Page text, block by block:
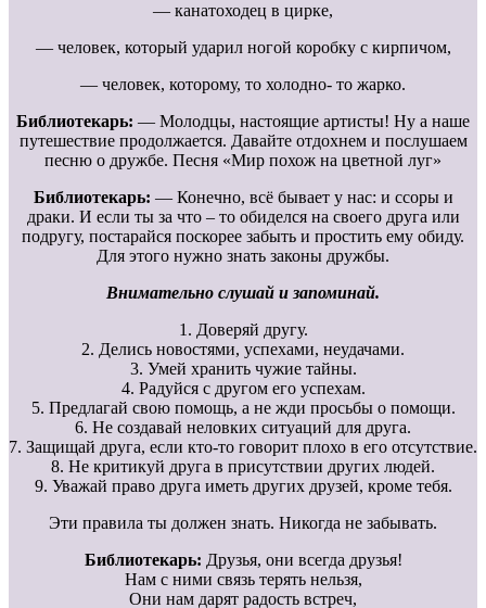
— канатоходец в цирке,
— человек, который ударил ногой коробку с кирпичом,
— человек, которому, то холодно- то жарко.
Библиотекарь: — Молодцы, настоящие артисты! Ну а наше
путешествие продолжается. Давайте отдохнем и послушаем
песню о дружбе. Песня «Мир похож на цветной луг»
Библиотекарь: — Конечно, всё бывает у нас: и ссоры и
драки. И если ты за что – то обиделся на своего друга или
подругу, постарайся поскорее забыть и простить ему обиду.
Для этого нужно знать законы дружбы.
Внимательно слушай и запоминай.
1. Доверяй другу.
2. Делись новостями, успехами, неудачами.
3. Умей хранить чужие тайны.
4. Радуйся с другом его успехам.
5. Предлагай свою помощь, а не жди просьбы о помощи.
6. Не создавай неловких ситуаций для друга.
7. Защищай друга, если кто-то говорит плохо в его отсутствие.
8. Не критикуй друга в присутствии других людей.
9. Уважай право друга иметь других друзей, кроме тебя.
Эти правила ты должен знать. Никогда не забывать.
Библиотекарь: Друзья, они всегда друзья!
Нам с ними связь терять нельзя,
Они нам дарят радость встреч,